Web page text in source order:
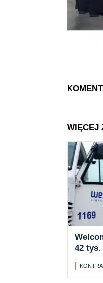
WIĘCEJ
42 tys.